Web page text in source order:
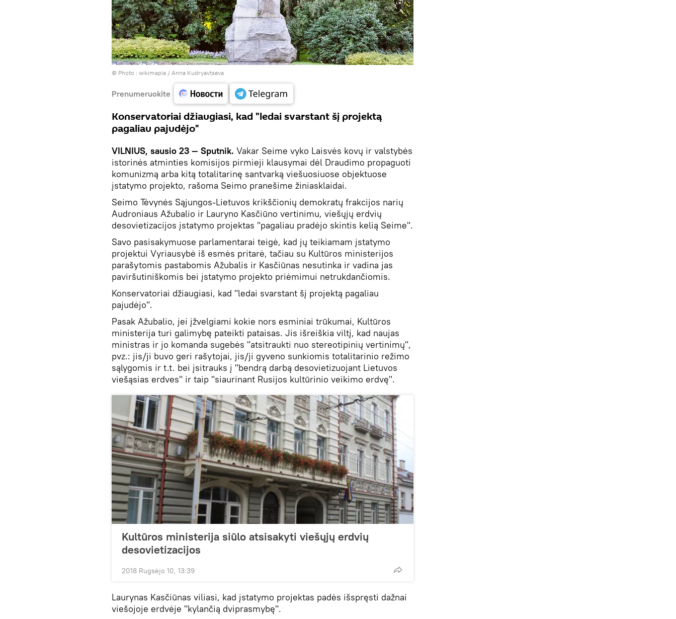
© Photo : wikimapia / Anna Kudryavtseva
Prenumeruokite
Konservatoriai džiaugiasi, kad "ledai svarstant šį projektą
pagaliau pajudėjo"
VILNIUS, sausio 23 — Sputnik. Vakar Seime vyko Laisvės kovų ir valstybės
istorinės atminties komisijos pirmieji klausymai dėl Draudimo propaguoti
komunizmą arba kitą totalitarinę santvarką viešuosiuose objektuose
įstatymo projekto, rašoma Seimo pranešime žiniasklaidai.
Seimo Tėvynės Sąjungos-Lietuvos krikščionių demokratų frakcijos narių
Audroniaus Ažubalio ir Lauryno Kasčiūno vertinimu, viešųjų erdvių
desovietizacijos įstatymo projektas "pagaliau pradėjo skintis kelią Seime".
Savo pasisakymuose parlamentarai teigė, kad jų teikiamam įstatymo
projektui Vyriausybė iš esmės pritarė, tačiau su Kultūros ministerijos
parašytomis pastabomis Ažubalis ir Kasčiūnas nesutinka ir vadina jas
paviršutiniškomis bei įstatymo projekto priėmimui netrukdančiomis.
Konservatoriai džiaugiasi, kad "ledai svarstant šį projektą pagaliau
pajudėjo".
Pasak Ažubalio, jei įžvelgiami kokie nors esminiai trūkumai, Kultūros
ministerija turi galimybę pateikti pataisas. Jis išreiškia viltį, kad naujas
ministras ir jo komanda sugebės "atsitraukti nuo stereotipinių vertinimų",
pvz.: jis/ji buvo geri rašytojai, jis/ji gyveno sunkiomis totalitarinio režimo
sąlygomis ir t.t. bei įsitrauks į "bendrą darbą desovietizuojant Lietuvos
viešąsias erdves" ir taip "siaurinant Rusijos kultūrinio veikimo erdvę".
Kultūros ministerija siūlo atsisakyti viešųjų erdvių
desovietizacijos
2018 Rugsėjo 10, 13:39
Laurynas Kasčiūnas viliasi, kad įstatymo projektas padės išspręsti dažnai
viešojoje erdvėje "kylančią dviprasmybę".